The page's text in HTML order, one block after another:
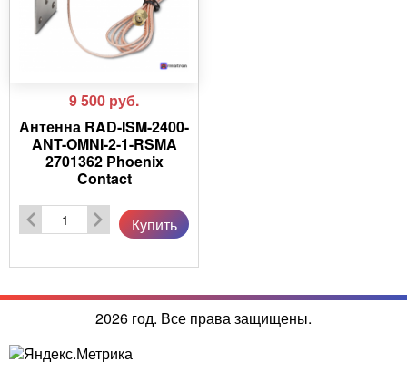
9 500 руб.
Антенна RAD-ISM-2400-
ANT-OMNI-2-1-RSMA
2701362 Phoenix
Contact
Купить
2026 год. Все права защищены.